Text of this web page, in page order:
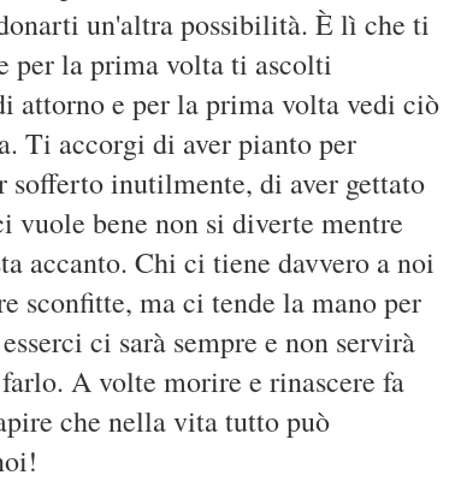
un'altra possibilità. È lì che ti
per la prima volta ti ascolti
attorno e per la prima volta vedi ciò
Ti accorgi di aver pianto per
sofferto inutilmente, di aver gettato
vuole bene non si diverte mentre
accanto. Chi ci tiene davvero a noi
sconfitte, ma ci tende la mano per
ci sarà sempre e non servirà
A volte morire e rinascere fa
che nella vita tutto può